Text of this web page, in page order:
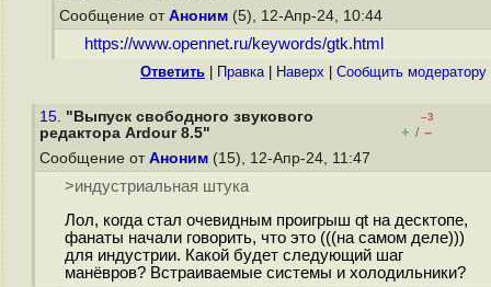
Сообщение от Аноним (5), 12-Апр-24, 10:44
https://www.opennet.ru/keywords/gtk.html
Ответить Правка| Наверх Cообщить модератору
15. "Выпуск свободного звукового
редактора Ardour 8.5"
–3
+ / –
Сообщение от Аноним (15), 12-Апр-24, 11:47
>индустриальная штука
Лол, когда стал очевидным проигрыш qt на десктопе,
фанаты начали говорить, что это (((на самом деле)))
для индустрии. Какой будет следующий шаг
манёвров? Встраиваемые системы и холодильники?